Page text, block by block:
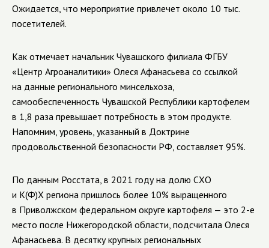
Ожидается, что мероприятие привлечет около 10 тыс.
посетителей.
Как отмечает начальник Чувашского филиала ФГБУ
«Центр Агроаналитики» Олеся Афанасьева со ссылкой
на данные регионального минсельхоза,
самообеспеченность Чувашской Республики картофелем
в 1,8 раза превышает потребность в этом продукте.
Напомним, уровень, указанный в Доктрине
продовольственной безопасности РФ, составляет 95%.
По данным Росстата, в 2021 году на долю СХО
и К(Ф)Х региона пришлось более 10% выращенного
в Приволжском федеральном округе картофеля — это 2-е
место после Нижегородской области, подсчитала Олеся
Афанасьева. В десятку крупных региональных